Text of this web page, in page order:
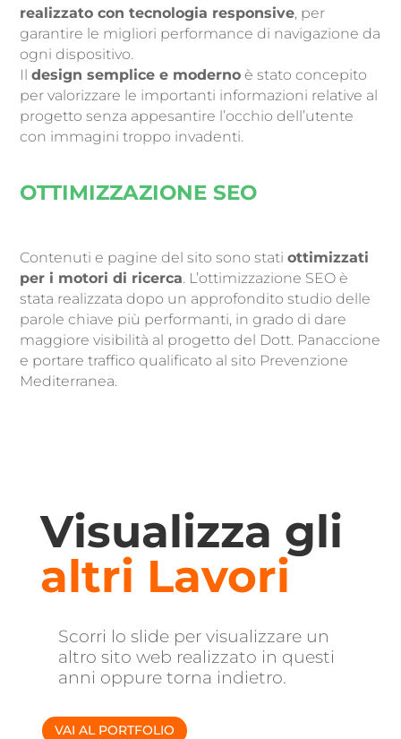
realizzato con tecnologia responsive, per
garantire le migliori performance di navigazione da
ogni dispositivo.
Ildesign semplice e moderno è stato concepito
per valorizzare le importanti informazioni relative al
progetto senza appesantire l’occhio dell’utente
con immagini troppo invadenti.
OTTIMIZZAZIONE SEO
Contenuti e pagine del sito sono statiottimizzati
per i motori di ricerca. L’ottimizzazione SEO è
stata realizzata dopo un approfondito studio delle
parole chiave più performanti, in grado di dare
maggiore visibilità al progetto del Dott. Panaccione
e portare traffico qualificato al sito Prevenzione
Mediterranea.
Visualizza gli
altri Lavori
Scorri lo slide per visualizzare un
altro sito web realizzato in questi
anni oppure torna indietro.
VAI AL PORTFOLIO